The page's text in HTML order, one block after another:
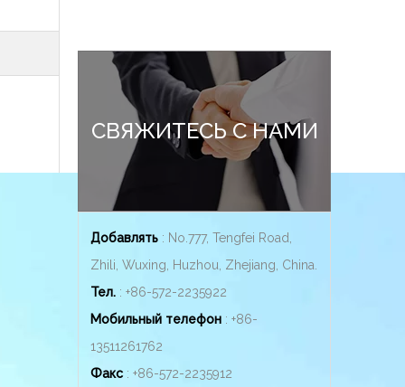
СВЯЖИТЕСЬ С НАМИ
Добавлять : No.777, Tengfei Road,
Zhili, Wuxing, Huzhou, Zhejiang, China.
Тел. : +86-572-2235922
Мобильный телефон : +86-
13511261762
Факс : +86-572-2235912